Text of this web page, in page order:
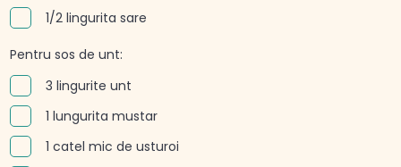
1/2 lingurita sare
Pentru sos de unt:
3 lingurite unt
1 lungurita mustar
1 catel mic de usturoi